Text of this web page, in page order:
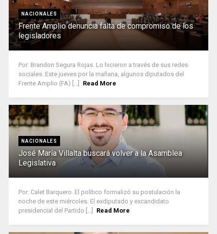
NACIONALES
Frente Amplio denuncia falta de compromiso de los
legisladores
Por: Brandon Segura Rojas. Lo hicieron a través de sus redes
sociales. Este jueves por la mañana, algunos diputados del
Frente Amplio (FA) [...]
Read More
NACIONALES
José María Villalta buscará volver a la Asamblea
Legislativa
Por: Calet Barquero. El político formalizó su postulación la
noche de este miércoles. El exdiputado y excandidato
presidencial del Partido [...]
Read More